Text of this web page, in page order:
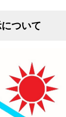
ついて